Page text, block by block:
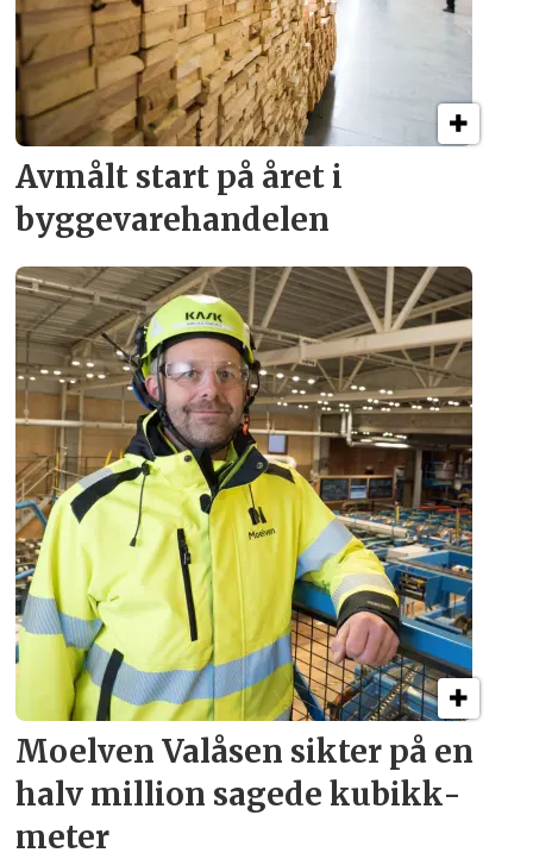
Avmålt start på året i
byggevare­handelen
Moelven Valåsen sikter på en
halv million sagede kubikk­
meter